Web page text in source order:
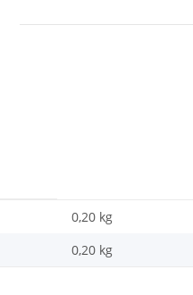
0,20 kg
0,20 kg